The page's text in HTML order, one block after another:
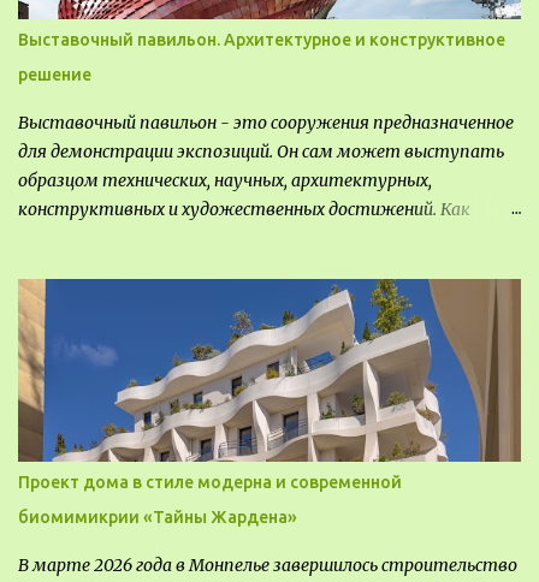
Выставочный павильон. Архитектурное и конструктивное
решение
Выставочный павильон - это сооружения предназначенное
для демонстрации экспозиций. Он сам может выступать
образцом технических, научных, архитектурных,
конструктивных и художественных достижений. Как
универсальные тематические временные постоянные
передвижные стационарные Назначение выставочных
павильонов - показ экспозиции, с целью информации,
пропаганды, рекламы, внедрения новых технологий, обмен
опытом, привлечения внимания и т.д.
Проект дома в стиле модерна и современной
биомимикрии «Тайны Жардена»
В марте 2026 года в Монпелье завершилось строительство